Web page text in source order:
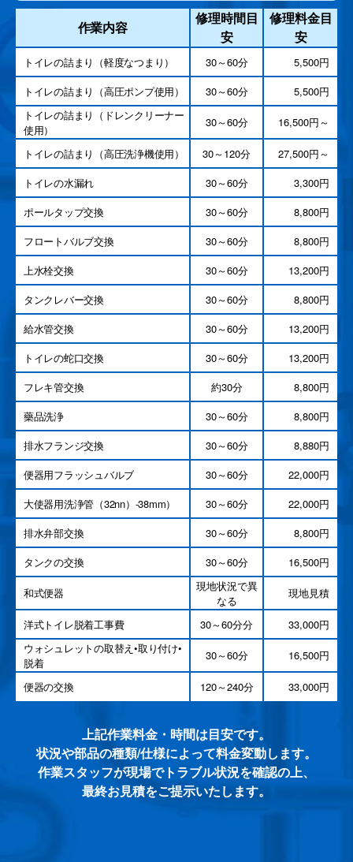
作業内容
修理時間目
安
修理料金目
安
トイレの詰まり（軽度なつまり） 30～60分
5,500円
トイレの詰まり（高圧ポンプ使用）
30～60分
5,500円
トイレの詰まり（ドレンクリーナー
使用）
30～60分 16,500円～
トイレの詰まり（高圧洗浄機使用） 30～120分
27,500円～
トイレの水漏れ
30～60分
3,300円
ポールタップ交換
30～60分
8,800円
フロートバルブ交換
30～60分
8,800円
上水栓交換
30～60分
13,200円
タンクレバー交換
30～60分
8,800円
給水管交換
30～60分
13,200円
トイレの蛇口交換
30～60分
13,200円
フレキ管交換
約30分
8,800円
藥品洗浄
30～60分
8,800円
排水フランジ交換
30～60分
8,880円
便器用フラッシュバルブ
30～60分
22,000円
大使器用洗浄管（32nn）-38mm）
30～60分
22,000円
排水弁部交換
30～60分
8,800円
タンクの交換
30～60分 16,500円
和式便器
現地状況で異
なる
現地見積
洋式トイレ脱着工事費 30～60分分
33,000円
ウォシュレットの取替え•取り付け•
脱着
30～60分 16,500円
便器の交換 120～240分 33,000円
上記作業料金・時間は目安です。
状況や部品の種類/仕様によって料金変動します。
作業スタッフが現場でトラブル状況を確認の上、
最終お見積をご提示いたします。